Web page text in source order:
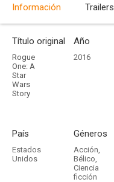
Información Trailers
Título original
Rogue
One: A
Star
Wars
Story
Año
2016
País
Estados
Unidos
Géneros
Acción,
Bélico,
Ciencia
ficción